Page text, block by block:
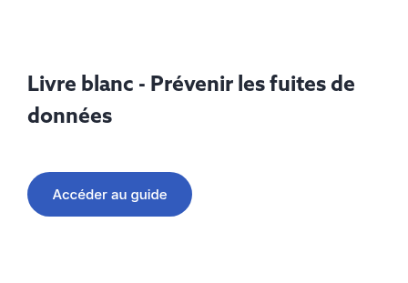
Livre blanc - Prévenir les fuites de
données